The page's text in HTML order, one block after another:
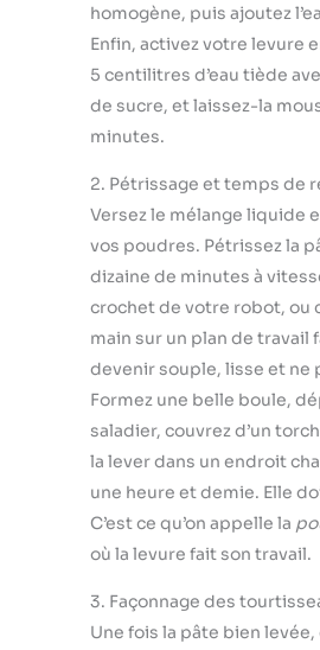
homogène, puis ajoutez
Enfin, activez votre levure
5 centilitres d’eau tiède
de sucre, et laissez-la
minutes.
2. Pétrissage et temps de
Versez le mélange liquide
vos poudres. Pétrissez la
dizaine de minutes à
crochet de votre robot, ou
main sur un plan de travail
devenir souple, lisse et ne
Formez une belle boule,
saladier, couvrez d’un
la lever dans un endroit
une heure et demie. Elle
C’est ce qu’on appelle la
où la levure fait son travail.
3. Façonnage des
Une fois la pâte bien